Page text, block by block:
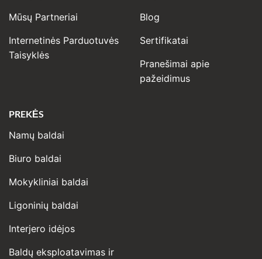
Mūsų Partneriai
Internetinės Parduotuvės
Taisyklės
Blog
Sertifikatai
Pranešimai apie
pažeidimus
PREKĖS
Namų baldai
Biuro baldai
Mokykliniai baldai
Ligoninių baldai
Interjero idėjos
Baldų eksploatavimas ir